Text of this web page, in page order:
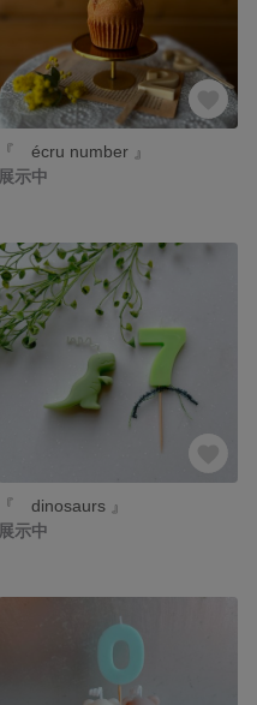
『 écru number 』
展示中
『 dinosaurs 』
展示中